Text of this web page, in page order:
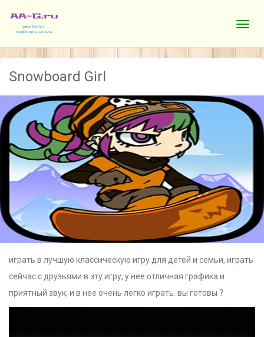
Snowboard Girl
играть в лучшую классическую игру для детей и семьи, играть
сейчас с друзьями в эту игру, у нее отличная графика и
приятный звук, и в нее очень легко играть. вы готовы ?